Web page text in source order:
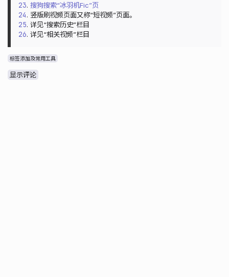
23. 搜狗搜索“冰羽机Fic”页
24. 竖版刷视频页面又称“短视频”页面。
25. 详见“搜索历史”栏目
26. 详见“相关视频”栏目
标签添加及常用工具
显示评论